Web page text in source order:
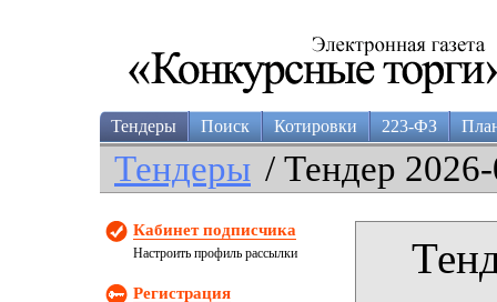
Тендеры Поиск Котировки 223-ФЗ
Тендеры / Тендер
Кабинет подписчика
Настроить профиль рассылки
Регистрация